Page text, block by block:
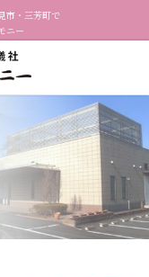
市・三芳町で
ニー